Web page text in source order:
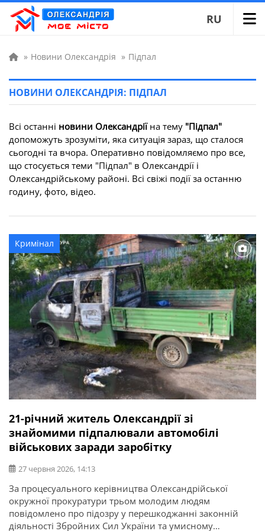
RU
» Новини Олександрія » Підпал
НОВИНИ ОЛЕКСАНДРІЯ: ПІДПАЛ
Всі останні новини Олександріїна тему "Підпал"
допоможуть зрозуміти, яка ситуація зараз, що сталося
сьогодні та вчора. Оперативно повідомляємо про все,
що стосується теми "Підпал" в Олександрії і
Олександрійському районі. Всі свіжі події за останню
годину, фото, відео.
Кримінал
21-річний житель Олександрії зі
знайомими підпалювали автомобілі
військових заради заробітку
27 червня 2026, 14:13
За процесуального керівництва Олександрійської
окружної прокуратури трьом молодим людям
повідомлено про підозру у перешкоджанні законній
діяльності Збройних Сил України та умисному